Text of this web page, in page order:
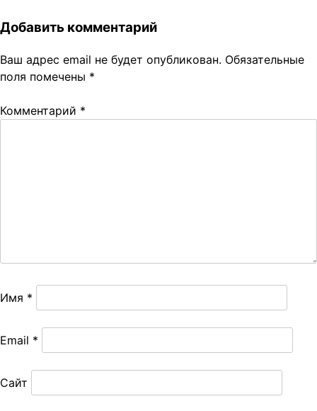
Добавить комментарий
Ваш адрес email не будет опубликован. Обязательные
поля помечены *
Комментарий *
Имя *
Email *
Сайт